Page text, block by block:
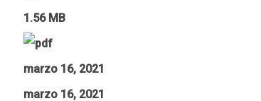
1.56 MB
marzo 16, 2021
marzo 16, 2021